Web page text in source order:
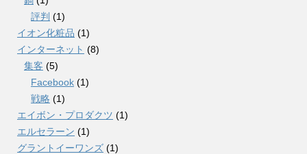
評判 (1)
イオン化粧品 (1)
インターネット (8)
集客 (5)
Facebook (1)
戦略 (1)
エイボン・プロダクツ (1)
エルセラーン (1)
グラントイーワンズ (1)